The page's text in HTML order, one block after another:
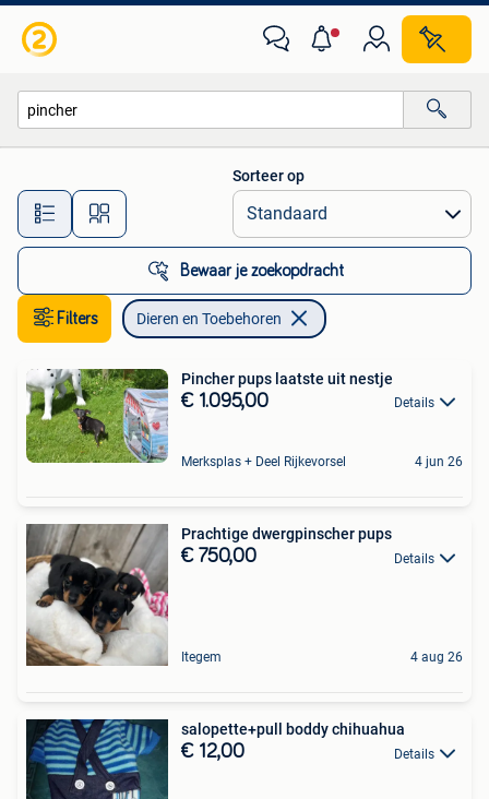
Alle afstanden…
Sorteer op
Bewaar je zoekopdracht
Filters Dieren en Toebehoren
Pincher pups laatste uit nestje
€ 1.095,00 Details
Merksplas + Deel Rijkevorsel 4 jun 26
Prachtige dwergpinscher pups
€ 750,00 Details
Itegem 4 aug 26
salopette+pull boddy chihuahua
€ 12,00 Details